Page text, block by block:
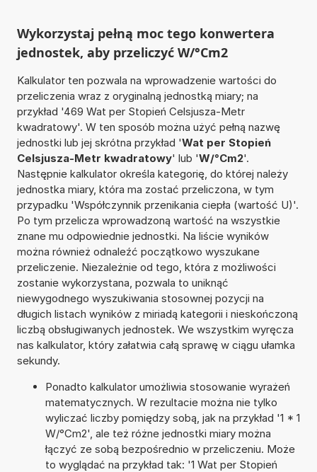
Wykorzystaj pełną moc tego konwertera
jednostek, aby przeliczyć W/°Cm2
Kalkulator ten pozwala na wprowadzenie wartości do
przeliczenia wraz z oryginalną jednostką miary; na
przykład '469 Wat per Stopień Celsjusza-Metr
kwadratowy'. W ten sposób można użyć pełną nazwę
jednostki lub jej skrótna przykład 'Wat per Stopień
Celsjusza-Metr kwadratowy' lub 'W/°Cm2'.
Następnie kalkulator określa kategorię, do której należy
jednostka miary, która ma zostać przeliczona, w tym
przypadku 'Współczynnik przenikania ciepła (wartość U)'.
Po tym przelicza wprowadzoną wartość na wszystkie
znane mu odpowiednie jednostki. Na liście wyników
można również odnaleźć początkowo wyszukane
przeliczenie. Niezależnie od tego, która z możliwości
zostanie wykorzystana, pozwala to uniknąć
niewygodnego wyszukiwania stosownej pozycji na
długich listach wyników z miriadą kategorii i nieskończoną
liczbą obsługiwanych jednostek. We wszystkim wyręcza
nas kalkulator, który załatwia całą sprawę w ciągu ułamka
sekundy.
Ponadto kalkulator umożliwia stosowanie wyrażeń
matematycznych. W rezultacie można nie tylko
wyliczać liczby pomiędzy sobą, jak na przykład '1 * 1
W/°Cm2', ale też różne jednostki miary można
łączyć ze sobą bezpośrednio w przeliczeniu. Może
to wyglądać na przykład tak: '1 Wat per Stopień